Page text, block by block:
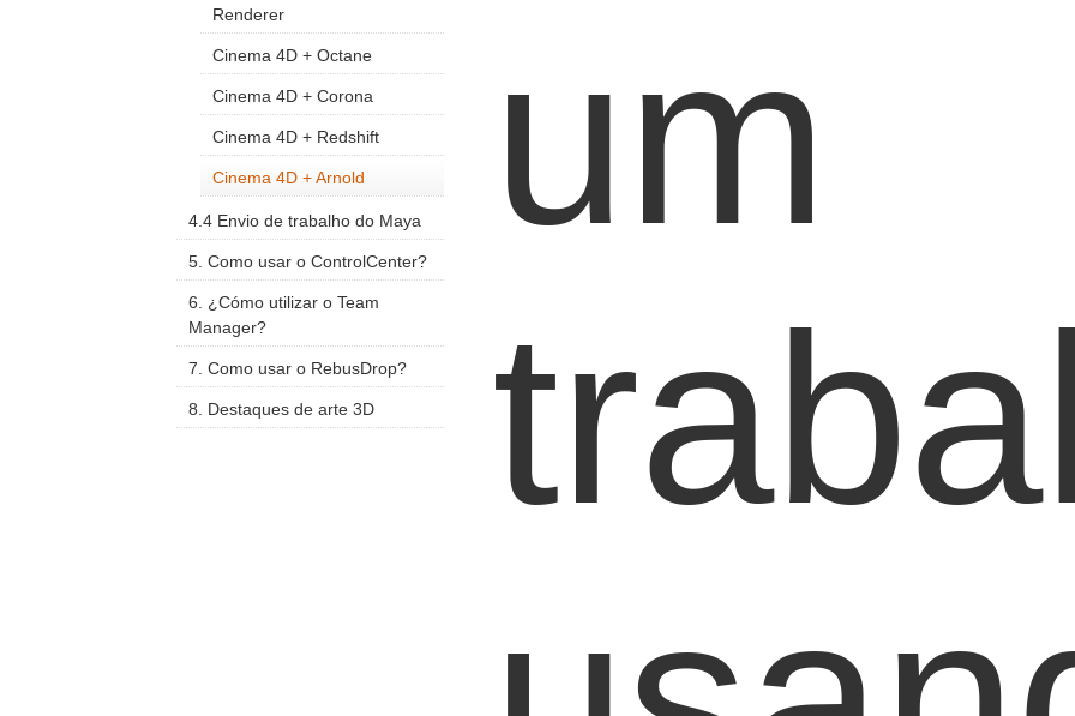
um
Renderer
Cinema 4D + Octane
Cinema 4D + Corona
Cinema 4D + Redshift
Cinema 4D + Arnold
4.4 Envio de trabalho do Maya
5. Como usar o ControlCenter?
6. ¿Cómo utilizar o Team
Manager?
7. Como usar o RebusDrop?
8. Destaques de arte 3D